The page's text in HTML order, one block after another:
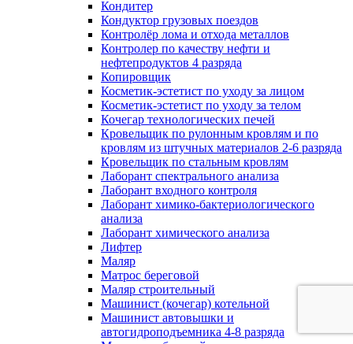
Кондитер
Кондуктор грузовых поездов
Контролёр лома и отхода металлов
Контролер по качеству нефти и
нефтепродуктов 4 разряда
Копировщик
Косметик-эстетист по уходу за лицом
Косметик-эстетист по уходу за телом
Кочегар технологических печей
Кровельщик по рулонным кровлям и по
кровлям из штучных материалов 2-6 разряда
Кровельщик по стальным кровлям
Лаборант спектрального анализа
Лаборант входного контроля
Лаборант химико-бактериологического
анализа
Лаборант химического анализа
Лифтер
Маляр
Матрос береговой
Маляр строительный
Машинист (кочегар) котельной
Машинист автовышки и
автогидроподъемника 4-8 разряда